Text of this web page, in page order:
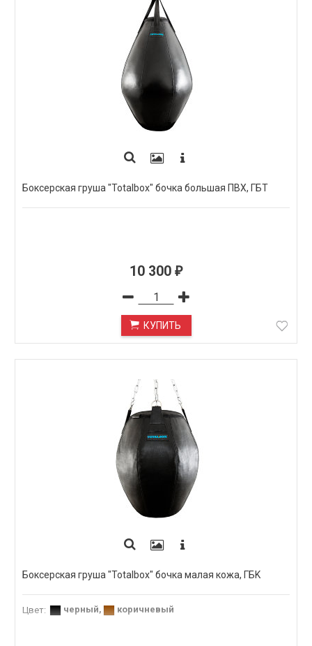
Боксерская груша "Totalbox" бочка большая ПВХ, ГБТ
10 300 ₽
КУПИТЬ
Боксерская груша "Totalbox" бочка малая кожа, ГБK
Цвет: черный, коричневый